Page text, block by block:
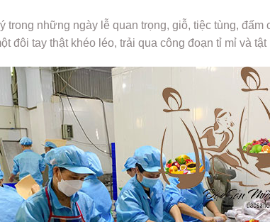
trong những ngày lễ quan trọng, giỗ, tiệc tùng,
đôi tay thật khéo léo, trải qua công đoạn tỉ mỉ và